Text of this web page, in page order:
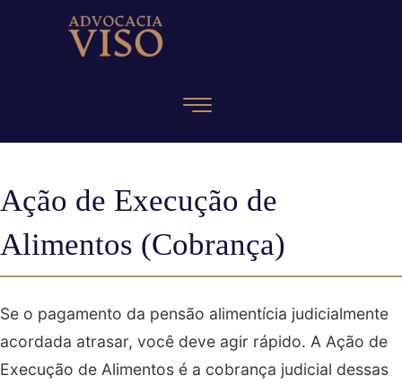
Ação de Execução de
Alimentos (Cobrança)
Se o pagamento da pensão alimentícia judicialmente
acordada atrasar, você deve agir rápido. A Ação de
Execução de Alimentos é a cobrança judicial dessas